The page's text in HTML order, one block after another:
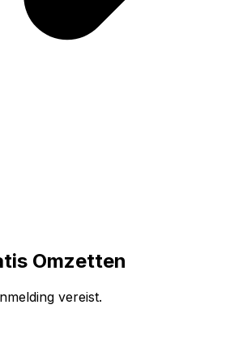
Omzetten
vereist.